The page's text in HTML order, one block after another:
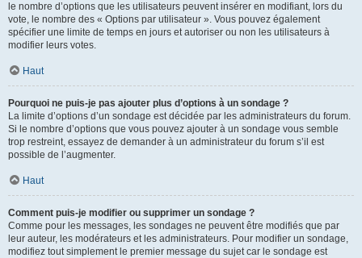
le nombre d’options que les utilisateurs peuvent insérer en modifiant, lors du
vote, le nombre des « Options par utilisateur ». Vous pouvez également
spécifier une limite de temps en jours et autoriser ou non les utilisateurs à
modifier leurs votes.
Haut
Pourquoi ne puis-je pas ajouter plus d’options à un sondage ?
La limite d’options d’un sondage est décidée par les administrateurs du forum.
Si le nombre d’options que vous pouvez ajouter à un sondage vous semble
trop restreint, essayez de demander à un administrateur du forum s’il est
possible de l’augmenter.
Haut
Comment puis-je modifier ou supprimer un sondage ?
Comme pour les messages, les sondages ne peuvent être modifiés que par
leur auteur, les modérateurs et les administrateurs. Pour modifier un sondage,
modifiez tout simplement le premier message du sujet car le sondage est